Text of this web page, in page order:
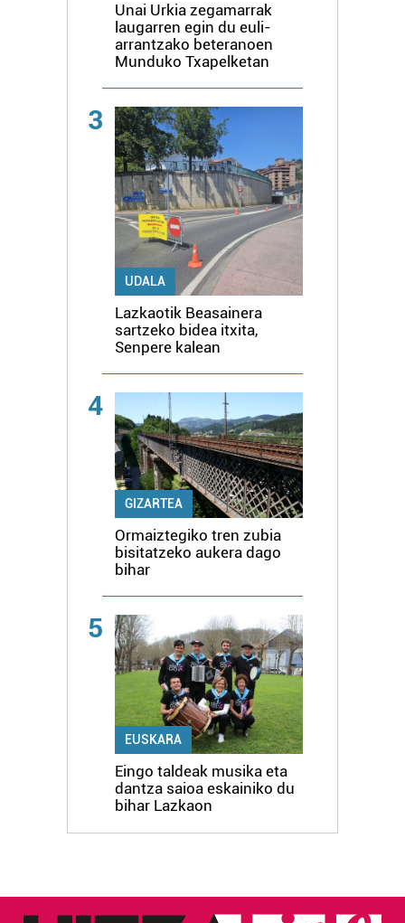
Unai Urkia zegamarrak
laugarren egin du euli-
arrantzako beteranoen
Munduko Txapelketan
3
UDALA
Lazkaotik Beasainera
sartzeko bidea itxita,
Senpere kalean
4
GIZARTEA
Ormaiztegiko tren zubia
bisitatzeko aukera dago
bihar
5
EUSKARA
Eingo taldeak musika eta
dantza saioa eskainiko du
bihar Lazkaon